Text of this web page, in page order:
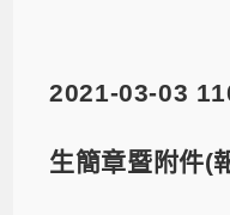
2021-03-03
生簡章暨附件(